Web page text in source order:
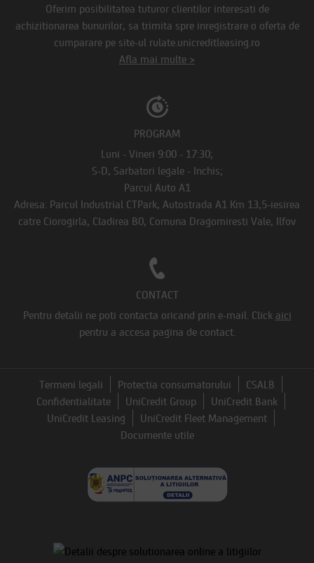
Oferim posibilitatea tuturor clientilor interesati de
achizitionarea bunurilor, sa trimita spre inregistrare o oferta de
cumparare pe site-ul rulate.unicreditleasing.ro
Afla mai multe >
PROGRAM
Luni - Vineri 9:00 - 17:30;
S-D, Sarbatori legale - Inchis;
Parcul Auto A1
Adresa: Parcul Industrial CTPark, Autostrada A1 Km 13,5-iesirea
catre Ciorogirla, Cladirea B0, Comuna Dragomiresti Vale, Ilfov
CONTACT
Pentru detalii ne poti contacta oricand prin e-mail. Click aici
pentru a accesa pagina de contact.
Termeni legali Protectia consumatorului
CSALB
Confidentialitate
UniCredit Group
UniCredit Bank
UniCredit Leasing
UniCredit Fleet Management
Documente utile